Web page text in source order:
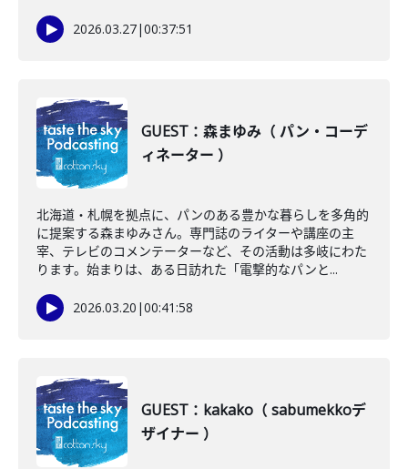
2026.03.27|00:37:51
GUEST：森まゆみ（ パン・コーデ
ィネーター ）
北海道・札幌を拠点に、パンのある豊かな暮らしを多角的
に提案する森まゆみさん。専門誌のライターや講座の主
宰、テレビのコメンテーターなど、その活動は多岐にわた
ります。始まりは、ある日訪れた「電撃的なパンと...
2026.03.20 |00:41:58
GUEST：kakako（ sabumekkoデ
ザイナー ）